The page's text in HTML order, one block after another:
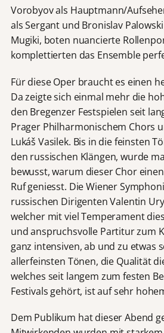
Vorobyov als Hauptmann/
als Sergant und Bronislav
Mugiki, boten nuancierte
komplettierten das Ensemble
Für diese Oper braucht es einen
Da zeigte sich einmal mehr die
den Bregenzer Festspielen seit
Prager Philharmonischem Chors
Lukáš Vasilek. Bis in die feinsten
den russischen Klängen, wurde
bewusst, warum dieser Chor
Ruf geniesst. Die Wiener
russischen Dirigenten Valentin
welcher mit viel Temperament
und anspruchsvolle Partitur zum
ganz intensiven, ab und zu etwas
allerfeinsten Tönen, die Qualität
welches seit langem zum festen
Festivals gehört, ist auf sehr
Dem Publikum hat dieser Abend